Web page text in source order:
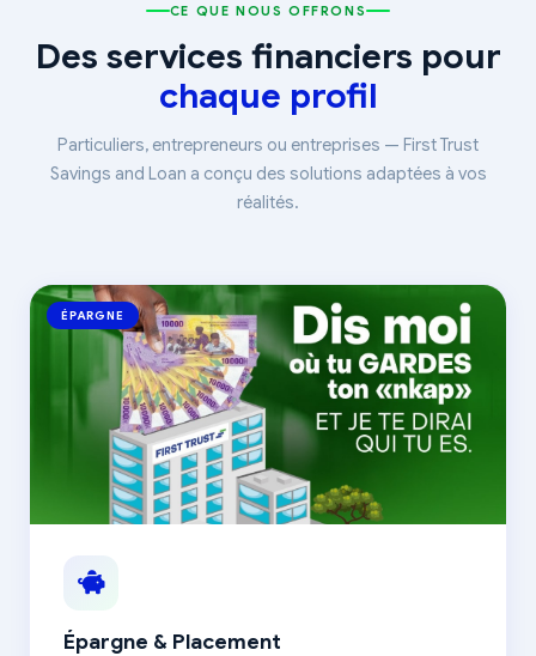
CE QUE NOUS OFFRONS
Des services financiers pour
chaque profil
Particuliers, entrepreneurs ou entreprises — First Trust
Savings and Loan a conçu des solutions adaptées à vos
réalités.
ÉPARGNE
Épargne & Placement